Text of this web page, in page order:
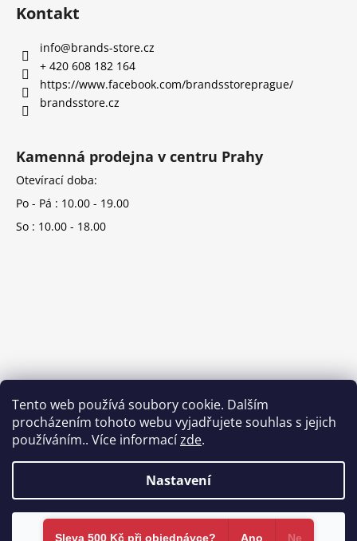
Tento web používá soubory cookie. Dalším
procházením tohoto webu vyjadřujete souhlas s jejich
používáním.. Více informacízde.
Nastavení
Souhlasím
Kontakt
info@brands-store.cz
+ 420 608 182 164
https://www.facebook.com/brandsstoreprague/
brandsstore.cz
Kamenná prodejna v centru Prahy
Otevírací doba:
Po - Pá : 10.00 - 19.00
So : 10.00 - 18.00
Copyright 2026Brands-store.cz . Všechna práva vyhrazena.
Sleva 500 Kč při objednávce?​ Ano Ne